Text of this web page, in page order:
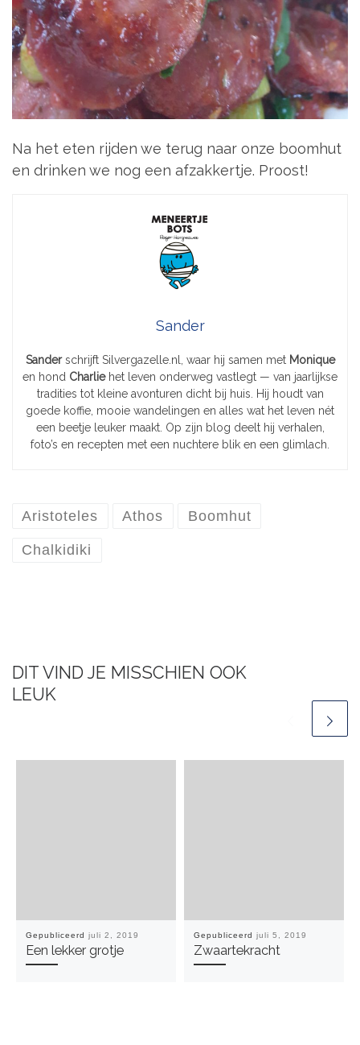
Na het eten rijden we terug naar onze boomhut
en drinken we nog een afzakkertje. Proost!
Sander
Sanderschrijft Silvergazelle.nl, waar hij samen met Monique
en hond Charliehet leven onderweg vastlegt — van jaarlijkse
tradities tot kleine avonturen dicht bij huis. Hij houdt van
goede koffie, mooie wandelingen en alles wat het leven nét
een beetje leuker maakt. Op zijn blog deelt hij verhalen,
foto’s en recepten met een nuchtere blik en een glimlach.
Aristoteles Athos Boomhut
Chalkidiki
DIT VIND JE MISSCHIEN OOK
LEUK
Gepubliceerd juli 2, 2019
Een lekker grotje
Gepubliceerd juli 5, 2019
Zwaartekracht